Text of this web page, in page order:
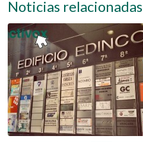
Noticias relacionadas